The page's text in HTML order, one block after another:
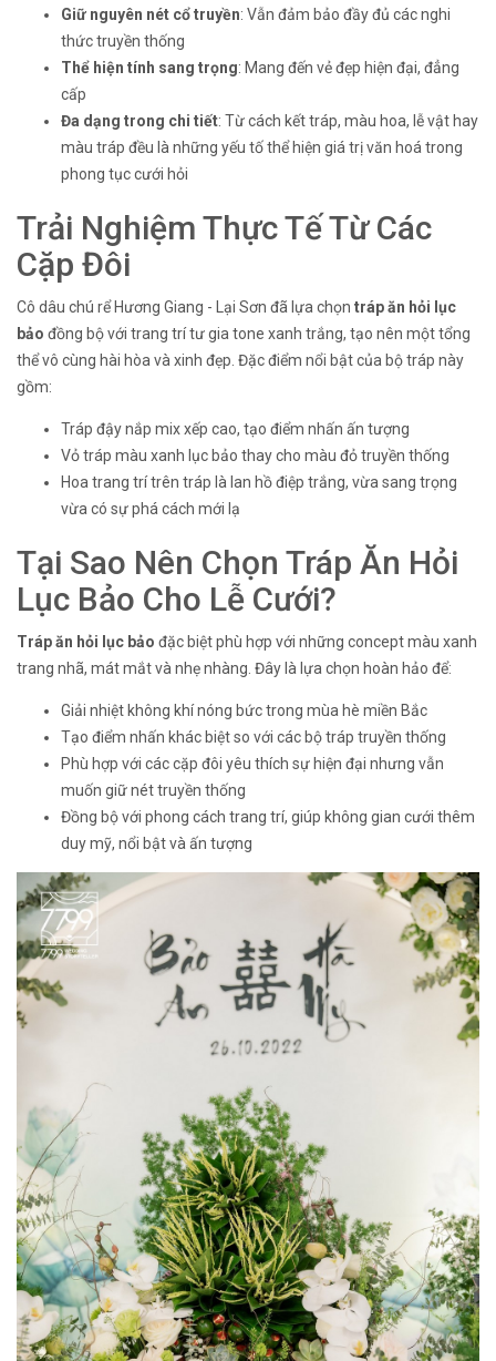
Giữ nguyên nét cổ truyền: Vẫn đảm bảo đầy đủ các nghi
thức truyền thống
Thể hiện tính sang trọng: Mang đến vẻ đẹp hiện đại, đẳng
cấp
Đa dạng trong chi tiết: Từ cách kết tráp, màu hoa, lễ vật hay
màu tráp đều là những yếu tố thể hiện giá trị văn hoá trong
phong tục cưới hỏi
Trải Nghiệm Thực Tế Từ Các
Cặp Đôi
Cô dâu chú rể Hương Giang - Lại Sơn đã lựa chọn tráp ăn hỏi lục
bảo đồng bộ với trang trí tư gia tone xanh trắng, tạo nên một tổng
thể vô cùng hài hòa và xinh đẹp. Đặc điểm nổi bật của bộ tráp này
gồm:
Tráp đậy nắp mix xếp cao, tạo điểm nhấn ấn tượng
Vỏ tráp màu xanh lục bảo thay cho màu đỏ truyền thống
Hoa trang trí trên tráp là lan hồ điệp trắng, vừa sang trọng
vừa có sự phá cách mới lạ
Tại Sao Nên Chọn Tráp Ăn Hỏi
Lục Bảo Cho Lễ Cưới?
Tráp ăn hỏi lục bảo đặc biệt phù hợp với những concept màu xanh
trang nhã, mát mắt và nhẹ nhàng. Đây là lựa chọn hoàn hảo để:
Giải nhiệt không khí nóng bức trong mùa hè miền Bắc
Tạo điểm nhấn khác biệt so với các bộ tráp truyền thống
Phù hợp với các cặp đôi yêu thích sự hiện đại nhưng vẫn
muốn giữ nét truyền thống
Đồng bộ với phong cách trang trí, giúp không gian cưới thêm
duy mỹ, nổi bật và ấn tượng